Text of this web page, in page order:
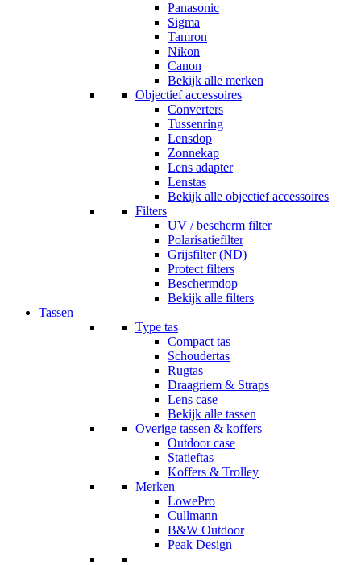
Panasonic
Sigma
Tamron
Nikon
Canon
Bekijk alle merken
Objectief accessoires
Converters
Tussenring
Lensdop
Zonnekap
Lens adapter
Lenstas
Bekijk alle objectief accessoires
Filters
UV / bescherm filter
Polarisatiefilter
Grijsfilter (ND)
Protect filters
Beschermdop
Bekijk alle filters
Tassen
Type tas
Compact tas
Schoudertas
Rugtas
Draagriem & Straps
Lens case
Bekijk alle tassen
Overige tassen & koffers
Outdoor case
Statieftas
Koffers & Trolley
Merken
LowePro
Cullmann
B&W Outdoor
Peak Design